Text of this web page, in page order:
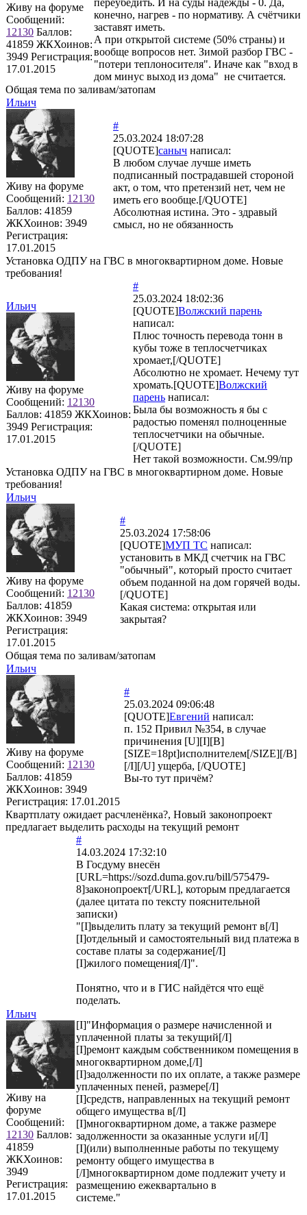
Живу на форуме
Сообщений:
12130 Баллов:
41859 ЖКХоинов:
3949 Регистрация:
17.01.2015
конечно, нагрев - по нормативу. А счётчики
заставят иметь.
А при открытой системе (50% страны) и
вообще вопросов нет. Зимой разбор ГВС -
"потери теплоносителя". Иначе как "вход в
дом минус выход из дома" не считается.
Общая тема по заливам/затопам
Ильич
Живу на форуме
Сообщений: 12130
Баллов: 41859
ЖКХоинов: 3949
Регистрация:
17.01.2015
#
25.03.2024 18:07:28
[QUOTE]саныч написал:
В любом случае лучше иметь
подписанный пострадавшей стороной
акт, о том, что претензий нет, чем не
иметь его вообще.[/QUOTE]
Абсолютная истина. Это - здравый
смысл, но не обязанность
Установка ОДПУ на ГВС в многоквартирном доме. Новые
требования!
Ильич
Живу на форуме
Сообщений: 12130
Баллов: 41859 ЖКХоинов:
3949 Регистрация:
17.01.2015
#
25.03.2024 18:02:36
[QUOTE]Волжский парень
написал:
Плюс точность перевода тонн в
кубы тоже в теплосчетчиках
хромает,[/QUOTE]
Абсолютно не хромает. Нечему тут
хромать.[QUOTE]Волжский
парень написал:
Была бы возможность я бы с
радостью поменял полноценные
теплосчетчики на обычные.
[/QUOTE]
Нет такой возможности. См.99/пр
Установка ОДПУ на ГВС в многоквартирном доме. Новые
требования!
Ильич
Живу на форуме
Сообщений: 12130
Баллов: 41859
ЖКХоинов: 3949
Регистрация:
17.01.2015
#
25.03.2024 17:58:06
[QUOTE]МУП ТС написал:
установить в МКД счетчик на ГВС
"обычный", который просто считает
объем поданной на дом горячей воды.
[/QUOTE]
Какая система: открытая или
закрытая?
Общая тема по заливам/затопам
Ильич
Живу на форуме
Сообщений: 12130
Баллов: 41859
ЖКХоинов: 3949
Регистрация: 17.01.2015
#
25.03.2024 09:06:48
[QUOTE]Евгений написал:
п. 152 Привил №354, в случае
причинения [U][I][B]
[SIZE=18pt]исполнителем[/SIZE][/B]
[/I][/U] ущерба, [/QUOTE]
Вы-то тут причём?
Квартплату ожидает расчленёнка?, Новый законопроект
предлагает выделить расходы на текущий ремонт
Ильич
Живу на
форуме
Сообщений:
12130 Баллов:
41859
ЖКХоинов:
3949
Регистрация:
17.01.2015
#
14.03.2024 17:32:10
В Госдуму внесён
[URL=https://sozd.duma.gov.ru/bill/575479-
8]законопроект[/URL], которым предлагается
(далее цитата по тексту пояснительной
записки)
"[I]выделить плату за текущий ремонт в[/I]
[I]отдельный и самостоятельный вид платежа в
составе платы за содержание[/I]
[I]жилого помещения[/I]".
Понятно, что и в ГИС найдётся что ещё
поделать.
[I]"Информация о размере начисленной и
уплаченной платы за текущий[/I]
[I]ремонт каждым собственником помещения в
многоквартирном доме,[/I]
[I]задолженности по их оплате, а также размере
уплаченных пеней, размере[/I]
[I]средств, направленных на текущий ремонт
общего имущества в[/I]
[I]многоквартирном доме, а также размере
задолженности за оказанные услуги и[/I]
[I](или) выполненные работы по текущему
ремонту общего имущества в
[/I]многоквартирном доме подлежит учету и
размещению ежеквартально в
системе."